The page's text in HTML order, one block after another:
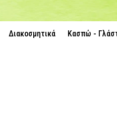
Διακοσμητικά Κασπώ -